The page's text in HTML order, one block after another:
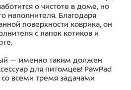
о чистоте в доме, но
наполнителя. Благодаря
поверхности коврика, он
с лапок котиков и
— именно таким должен
для питомцев! PawPad
со всеми тремя задачами